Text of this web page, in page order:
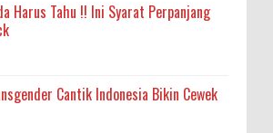
Harus Tahu !! Ini Syarat Perpanjang
Cantik Indonesia Bikin Cewek